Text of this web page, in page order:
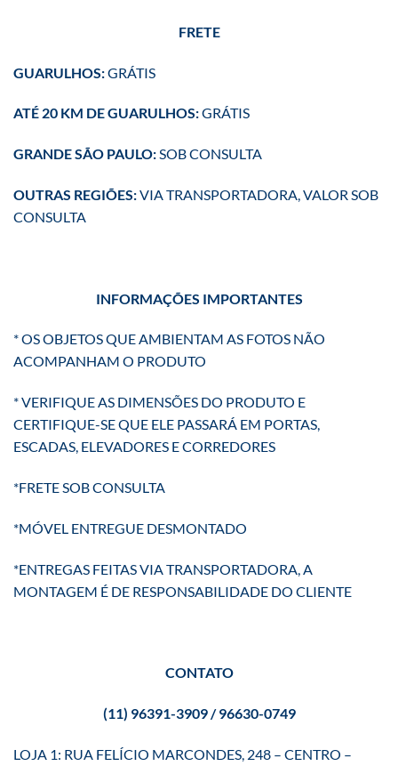
FRETE
GUARULHOS:GRÁTIS
ATÉ 20 KM DE GUARULHOS:GRÁTIS
GRANDE SÃO PAULO:SOB CONSULTA
OUTRAS REGIÕES:VIA TRANSPORTADORA, VALOR SOB
CONSULTA
INFORMAÇÕES IMPORTANTES
* OS OBJETOS QUE AMBIENTAM AS FOTOS NÃO
ACOMPANHAM O PRODUTO
* VERIFIQUE AS DIMENSÕES DO PRODUTO E
CERTIFIQUE-SE QUE ELE PASSARÁ EM PORTAS,
ESCADAS, ELEVADORES E CORREDORES
*FRETE SOB CONSULTA
*MÓVEL ENTREGUE DESMONTADO
*ENTREGAS FEITAS VIA TRANSPORTADORA, A
MONTAGEM É DE RESPONSABILIDADE DO CLIENTE
CONTATO
(11) 96391-3909 / 96630-0749
LOJA 1: RUA FELÍCIO MARCONDES, 248 – CENTRO –